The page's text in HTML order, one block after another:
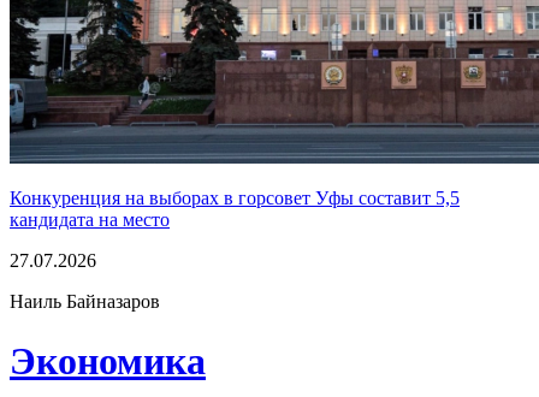
Конкуренция на выборах в горсовет Уфы составит 5,5
кандидата на место
27.07.2026
Наиль Байназаров
Экономика